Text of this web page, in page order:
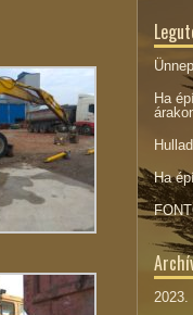
Ha
Ha
2023.